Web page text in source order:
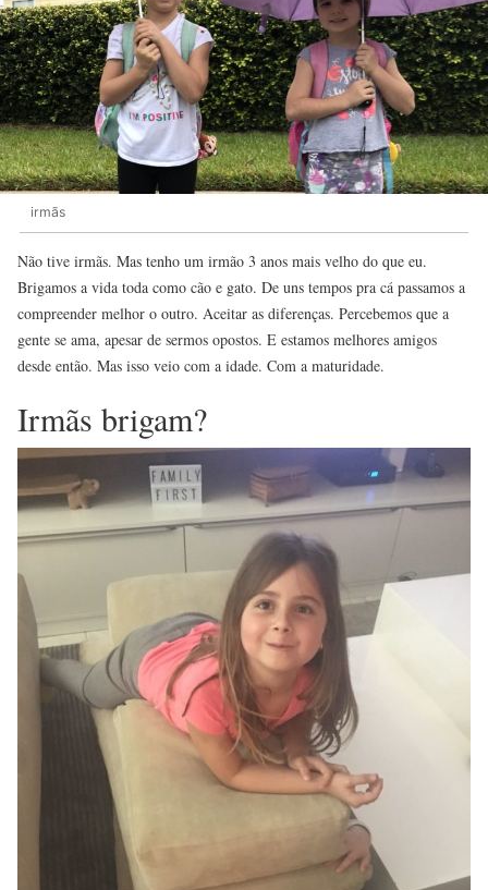
irmãs
Não tive irmãs. Mas tenho um irmão 3 anos mais velho do que eu.
Brigamos a vida toda como cão e gato. De uns tempos pra cá passamos a
compreender melhor o outro. Aceitar as diferenças. Percebemos que a
gente se ama, apesar de sermos opostos. E estamos melhores amigos
desde então. Mas isso veio com a idade. Com a maturidade.
Irmãs brigam?